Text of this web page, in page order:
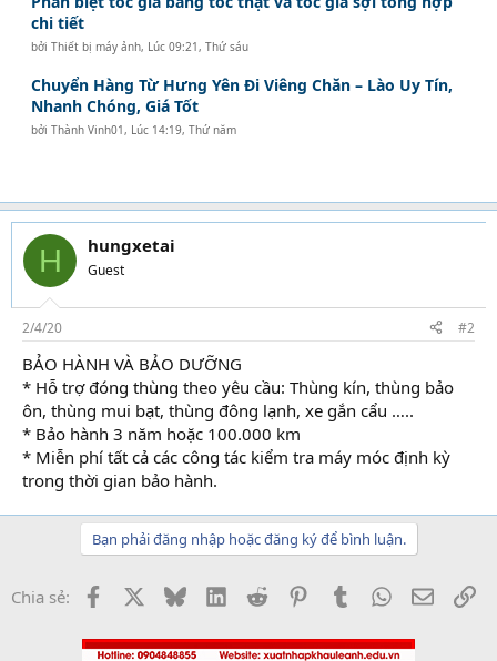
chi tiết
bởiThiết bị máy ảnh, Lúc 09:21, Thứ sáu
Chuyển Hàng Từ Hưng Yên Đi Viêng Chăn – Lào Uy Tín,
Nhanh Chóng, Giá Tốt
bởiThành Vinh01, Lúc 14:19, Thứ năm
H hungxetai
Guest
2/4/20 #2
BẢO HÀNH VÀ BẢO DƯỠNG
* Hỗ trợ đóng thùng theo yêu cầu: Thùng kín, thùng bảo
ôn, thùng mui bạt, thùng đông lạnh, xe gắn cẩu …..
* Bảo hành 3 năm hoặc 100.000 km
* Miễn phí tất cả các công tác kiểm tra máy móc định kỳ
trong thời gian bảo hành.
Bạn phải đăng nhập hoặc đăng ký để bình luận.
Chia sẻ: Facebook BlueskyLinkedInReddit PinterestTumblrWhatsApp
Email